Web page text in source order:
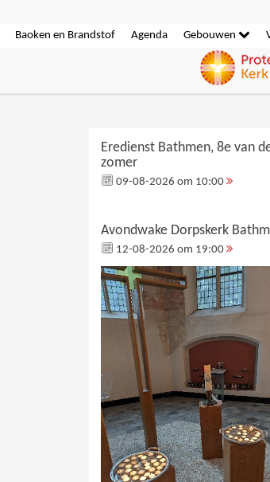
Baoken en Brandstof Agenda Gebouwen
Eredienst Bathmen, 8e van
zomer
09-08-2026 om 10:00
Avondwake Dorpskerk
12-08-2026 om 19:00